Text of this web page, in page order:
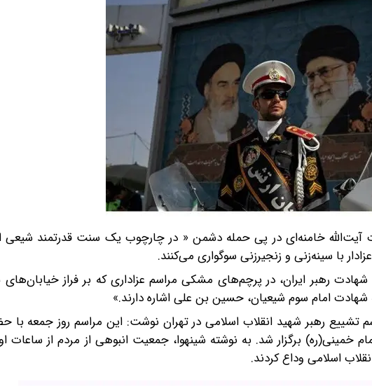
آیت‌الله خامنه‌ای در پی حمله دشمن « در چارچوب یک سنت قدرتمند شیعی
با سینه‌زنی و زنجیرزنی سوگواری می‌کنند.
شهادت رهبر ایران، در پرچم‌های مشکی مراسم عزاداری که بر فراز
امام سوم شیعیان، حسین بن علی اشاره دارند.»
تشییع رهبر شهید انقلاب اسلامی در تهران نوشت: این مراسم روز جمعه با
خمینی(ره) برگزار شد. به نوشته شینهوا، جمعیت انبوهی از مردم از ساعات
اسلامی وداع کردند.